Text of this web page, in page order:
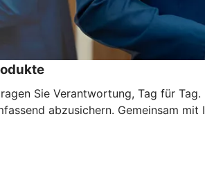
Sie Verantwortung, Tag für
abzusichern. Gemeinsam